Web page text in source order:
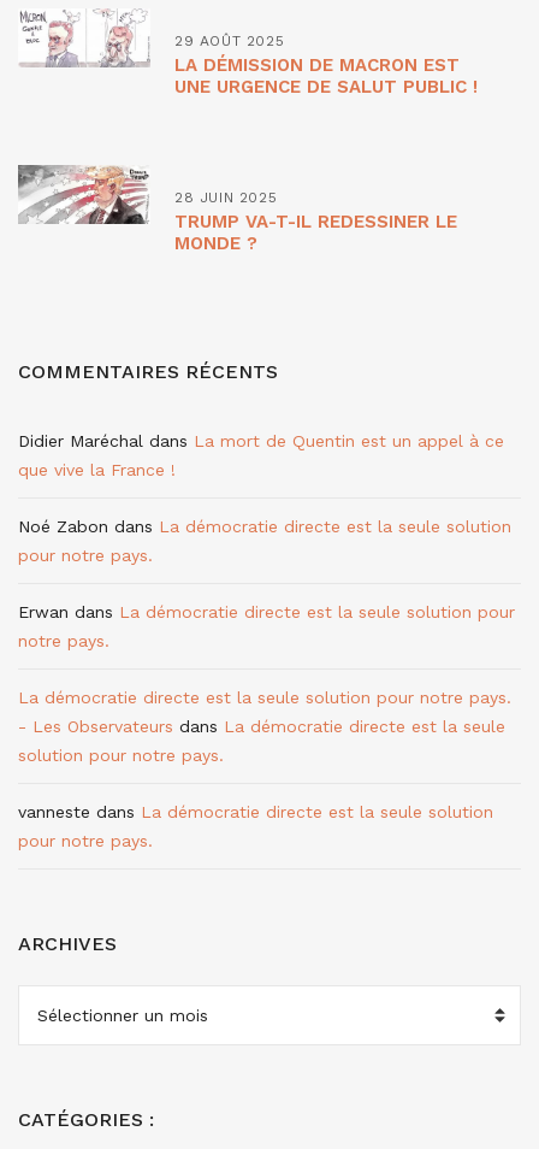
29 AOÛT 2025
LA DÉMISSION DE MACRON EST
UNE URGENCE DE SALUT PUBLIC !
28 JUIN 2025
TRUMP VA-T-IL REDESSINER LE
MONDE ?
COMMENTAIRES RÉCENTS
Didier Maréchal dans La mort de Quentin est un appel à ce
que vive la France !
Noé Zabon dans La démocratie directe est la seule solution
pour notre pays.
Erwan dans La démocratie directe est la seule solution pour
notre pays.
La démocratie directe est la seule solution pour notre pays.
- Les Observateurs dans La démocratie directe est la seule
solution pour notre pays.
vanneste dans La démocratie directe est la seule solution
pour notre pays.
ARCHIVES
ARCHIVES
CATÉGORIES :